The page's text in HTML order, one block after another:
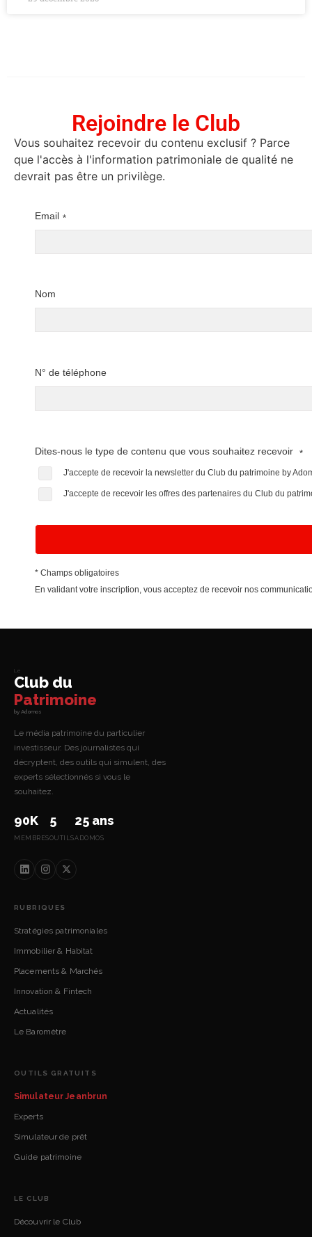
Rejoindre le Club
Vous souhaitez recevoir du contenu exclusif ? Parce
que l'accès à l'information patrimoniale de qualité ne
devrait pas être un privilège.
Email *
Nom
N° de téléphone
Dites-nous le type de contenu que vous souhaitez recevoir *
J'accepte de recevoir la newsletter du Club du patrimoine by
J'accepte de recevoir les offres des partenaires du Club du
* Champs obligatoires
En validant votre inscription, vous acceptez de recevoir nos
Le
Club du
Patrimoine
by Adomos
Le média patrimoine du particulier
investisseur. Des journalistes qui
décryptent, des outils qui simulent, des
experts sélectionnés si vous le
souhaitez.
90K
MEMBRES
5
OUTILS
25 ans
ADOMOS
RUBRIQUES
Stratégies patrimoniales
Immobilier & Habitat
Placements & Marchés
Innovation & Fintech
Actualités
Le Baromètre
OUTILS GRATUITS
Simulateur Jeanbrun
Experts
Simulateur de prêt
Guide patrimoine
LE CLUB
Découvrir le Club